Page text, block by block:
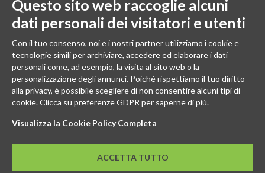
Iscrivi alla Newsletter
SEGUICI
Questo sito web raccoglie alcuni
dati personali dei visitatori e utenti
Con il tuo consenso, noi e i nostri partner utilizziamo i cookie e
tecnologie simili per archiviare, accedere ed elaborare i dati
personali come, ad esempio, la visita al sito web o la
personalizzazione degli annunci. Poiché rispettiamo il tuo diritto
alla privacy, è possibile scegliere di non consentire alcuni tipi di
cookie. Clicca su preferenze GDPR per saperne di più.
Visualizza la Cookie Policy Completa
ACCETTA TUTTO